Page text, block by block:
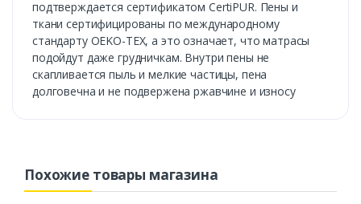
подтверждается сертификатом CertiPUR. Пены и
ткани сертифицированы по международному
стандарту OEKO-TEX, а это означает, что матрасы
подойдут даже грудничкам. Внутри пены не
скапливается пыль и мелкие частицы, пена
долговечна и не подвержена ржавчине и износу
Похожие товары магазина